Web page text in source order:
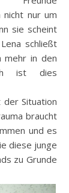
nicht nur um
sie scheint
schließt
mehr in den
ist dies
Situation
braucht
und es
diese junge
zu Grunde